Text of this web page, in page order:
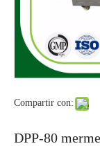
Compartir con:
DPP-80